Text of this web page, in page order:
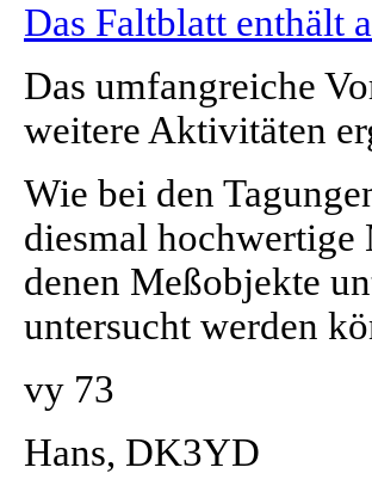
Das Faltblatt enthält
Das umfangreiche
weitere Aktivitäten
Wie bei den
diesmal hochwertige
denen Meßobjekte
untersucht werden
vy 73
Hans, DK3YD